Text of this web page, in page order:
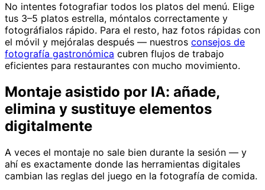
No intentes fotografiar todos los platos del menú. Elige
tus 3–5 platos estrella, móntalos correctamente y
fotográfialos rápido. Para el resto, haz fotos rápidas con
el móvil y mejóralas después — nuestros consejos de
fotografía gastronómica cubren flujos de trabajo
eficientes para restaurantes con mucho movimiento.
Montaje asistido por IA: añade,
elimina y sustituye elementos
digitalmente
A veces el montaje no sale bien durante la sesión — y
ahí es exactamente donde las herramientas digitales
cambian las reglas del juego en la fotografía de comida.